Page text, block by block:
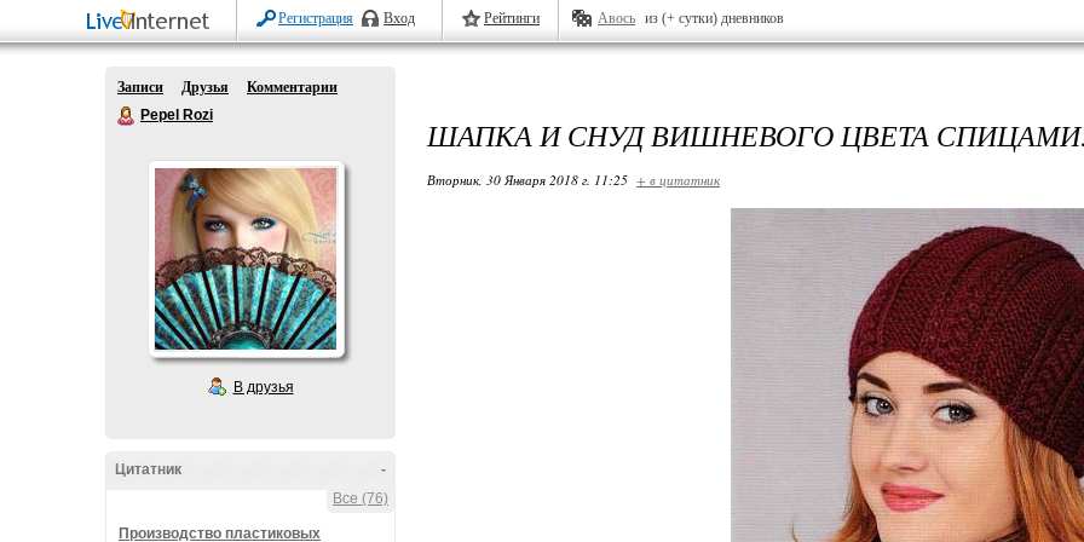
Регистрация Вход Рейтинги Авось из (+ сутки) дневников
Записи Друзья
Комментарии
Pepel Rozi
В друзья
-
Цитатник
Все (76)
Производство пластиковых
ШАПКА И СНУД ВИШНЕВОГО ЦВЕТА
Вторник, 30 Января 2018 г. 11:25 + в цитатник